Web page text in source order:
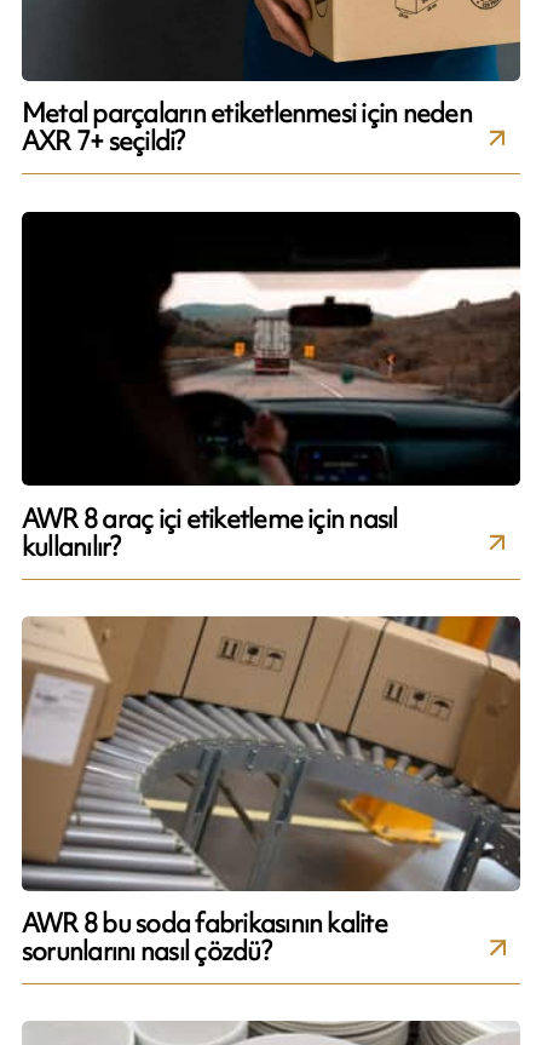
Metal parçaların etiketlenmesi için neden
AXR 7+ seçildi?
AWR 8 araç içi etiketleme için nasıl
kullanılır?
AWR 8 bu soda fabrikasının kalite
sorunlarını nasıl çözdü?